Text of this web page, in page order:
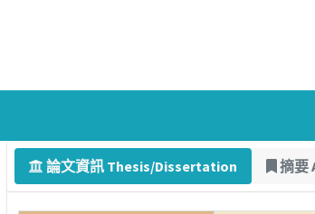
論文資訊 Thesis/Dissertation 摘要